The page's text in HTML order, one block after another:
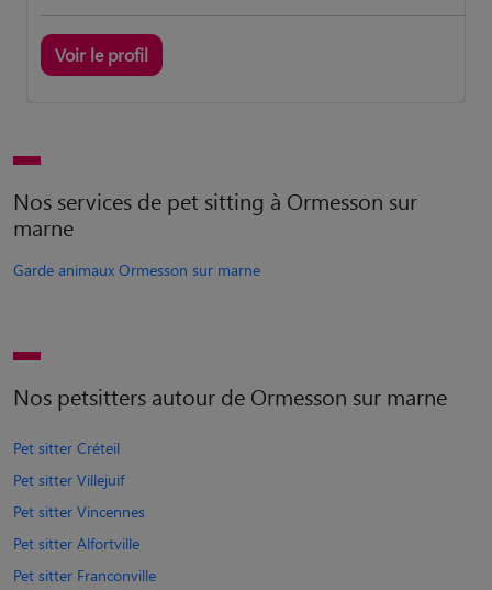
Voir le profil
Nos services de pet sitting à Ormesson sur
marne
Garde animaux Ormesson sur marne
Nos petsitters autour de Ormesson sur marne
Pet sitter Créteil
Pet sitter Villejuif
Pet sitter Vincennes
Pet sitter Alfortville
Pet sitter Franconville